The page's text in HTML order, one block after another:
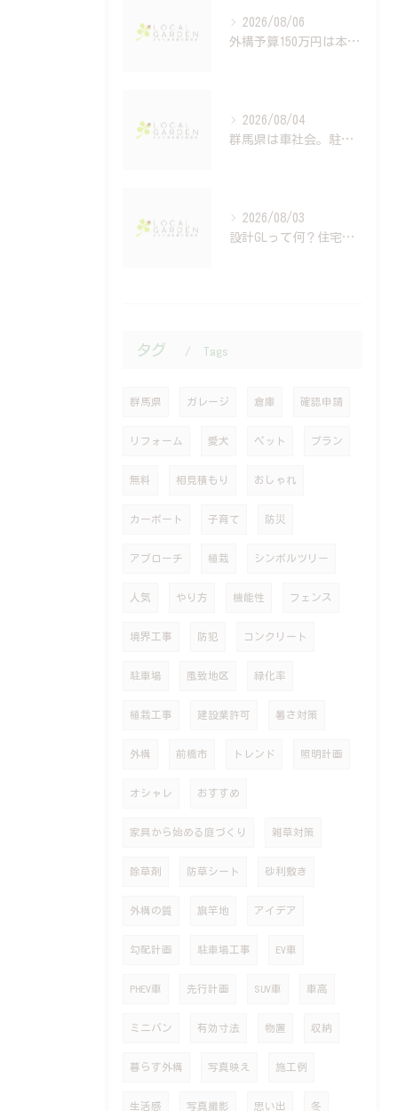
2026/08/06
外構予算150万円は本当？建築費高騰時代の資金計画と住宅ローンの考え方
2026/08/04
群馬県は車社会。駐車場設計で後悔する人の共通点
2026/08/03
設計GLって何？住宅会社では教えてくれない高さ計画の重要性
タグ Tags
群馬県 ガレージ 倉庫 確認申請
リフォーム 愛犬 ペット プラン
無料 相見積もり おしゃれ
カーポート 子育て 防災
アプローチ 植栽 シンボルツリー
人気 やり方 機能性 フェンス
境界工事 防犯 コンクリート
駐車場 風致地区 緑化率
植栽工事 建設業許可 暑さ対策
外構 前橋市 トレンド 照明計画
オシャレ おすすめ
家具から始める庭づくり 雑草対策
除草剤 防草シート 砂利敷き
外構の質 旗竿地 アイデア
勾配計画 駐車場工事 EV車
PHEV車 先行計画 SUV車 車高
ミニバン 有効寸法 物置 収納
暮らす外構 写真映え 施工例
生活感 写真撮影 思い出 冬